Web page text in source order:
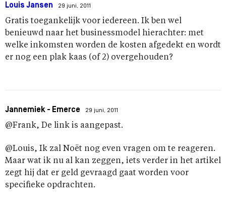
Louis Jansen 29 juni, 2011
Gratis toegankelijk voor iedereen. Ik ben wel
benieuwd naar het businessmodel hierachter: met
welke inkomsten worden de kosten afgedekt en wordt
er nog een plak kaas (of 2) overgehouden?
Jannemiek - Emerce 29 juni, 2011
@Frank, De link is aangepast.
@Louis, Ik zal Noët nog even vragen om te reageren.
Maar wat ik nu al kan zeggen, iets verder in het artikel
zegt hij dat er geld gevraagd gaat worden voor
specifieke opdrachten.